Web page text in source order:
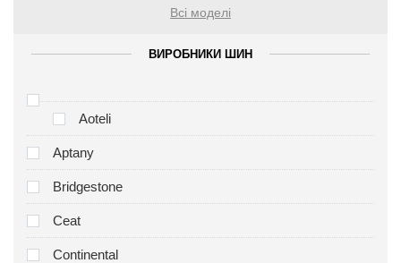
Всі моделі
ВИРОБНИКИ ШИН
Aoteli
Aptany
Bridgestone
Ceat
Continental